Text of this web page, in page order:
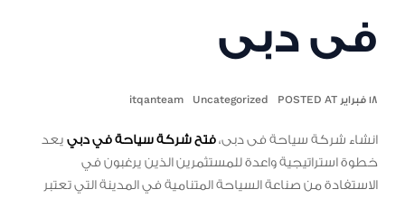
فى دبى
١٨ فبراير POSTED AT Uncategorized
itqanteam
انشاء شركة سياحة فى دبى،فتح شركة سياحة في دبي يعد
خطوة استراتيجية واعدة للمستثمرين الذين يرغبون في
الاستفادة من صناعة السياحة المتنامية في المدينة التي تعتبر